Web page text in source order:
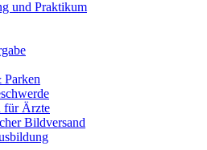
und Praktikum
für Ärzte
Bildversand